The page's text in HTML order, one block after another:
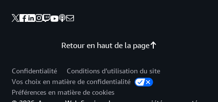
Retour en haut de la page
Confidentialité
Conditions d’utilisation du site
Vos choix en matière de confidentialité
Préférences en matière de cookies